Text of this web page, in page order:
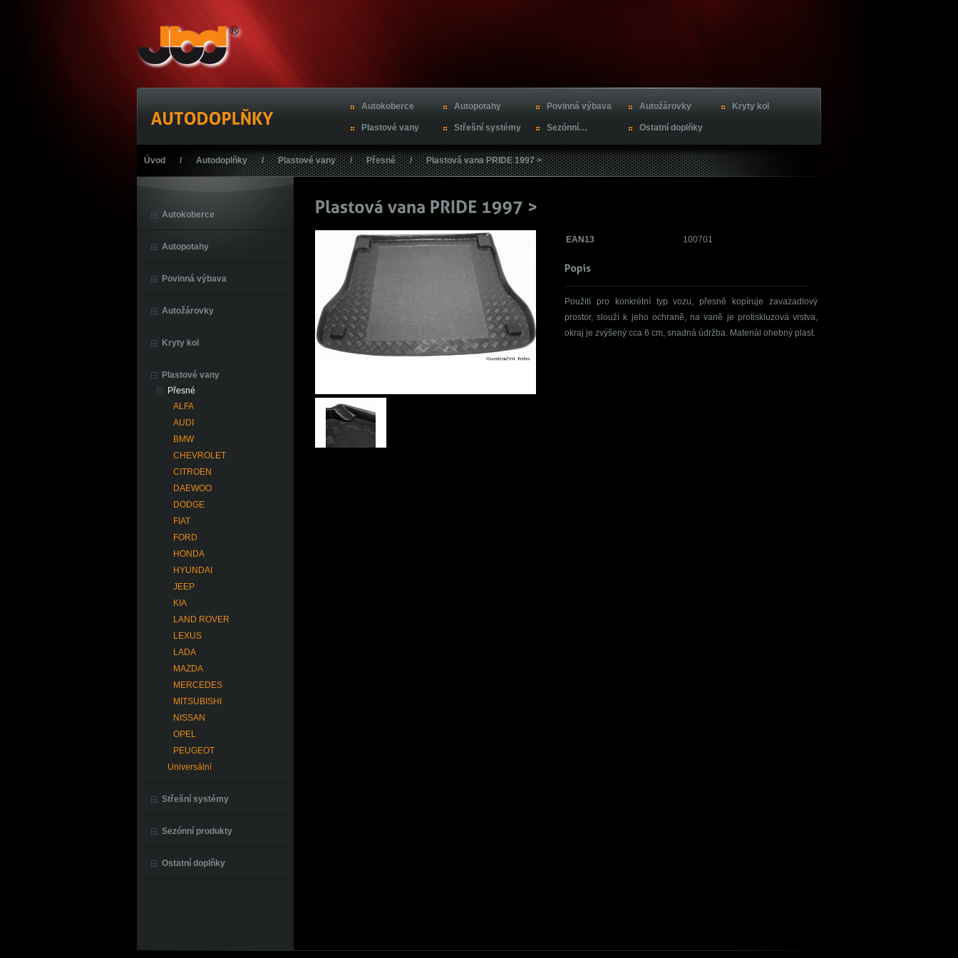
Autokoberce Autopotahy Povinná výbava Autožárovky Kryty kol
Plastové vany Střešní systémy Sezónní… Ostatní doplňky
Úvod / Autodoplňky / Plastové vany / Přesné / Plastová vana PRIDE 1997 >
Autokoberce
Autopotahy
Povinná výbava
Autožárovky
Kryty kol
Plastové vany
Přesné
ALFA
AUDI
BMW
CHEVROLET
CITROEN
DAEWOO
DODGE
FIAT
FORD
HONDA
HYUNDAI
JEEP
KIA
LAND ROVER
LEXUS
LADA
MAZDA
MERCEDES
MITSUBISHI
NISSAN
OPEL
PEUGEOT
Universální
Střešní systémy
Sezónní produkty
Ostatní doplňky
EAN13 100701
Použití pro konkrétní typ vozu, přesně kopíruje zavazadlový
prostor, slouží k jeho ochraně, na vaně je protiskluzová vrstva,
okraj je zvýšený cca 6 cm, snadná údržba. Materiál ohebný plast.